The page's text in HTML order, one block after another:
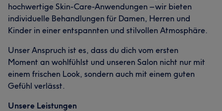
hochwertige Skin-Care-Anwendungen – wir bieten
individuelle Behandlungen für Damen, Herren und
Kinder in einer entspannten und stilvollen Atmosphäre.
Unser Anspruch ist es, dass du dich vom ersten
Moment an wohlfühlst und unseren Salon nicht nur mit
einem frischen Look, sondern auch mit einem guten
Gefühl verlässt.
Unsere Leistungen